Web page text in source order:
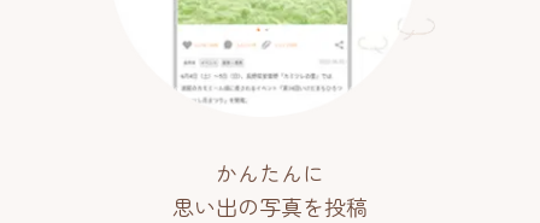
かんたんに
思い出の写真を投稿